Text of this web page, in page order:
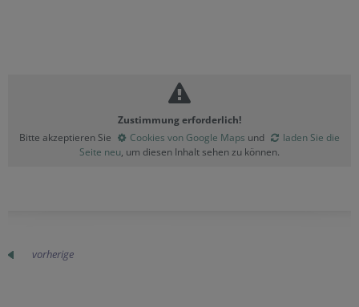
Zustimmung erforderlich!
Bitte akzeptieren Sie
Cookies von Google Maps und
laden Sie die
Seite neu, um diesen Inhalt sehen zu können.
vorherige